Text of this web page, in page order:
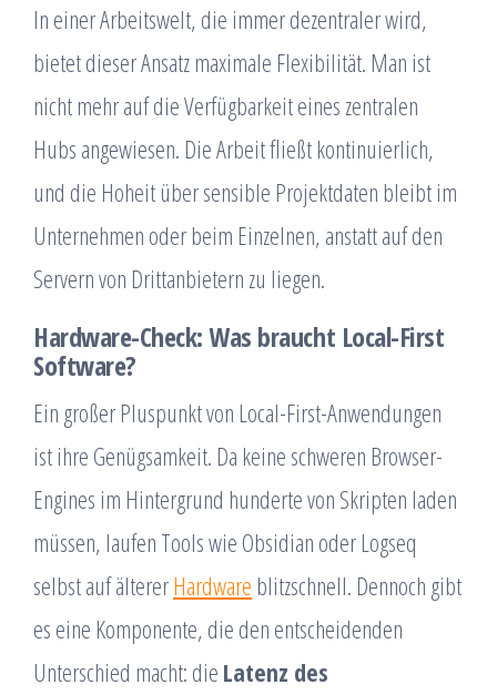
In einer Arbeitswelt, die immer dezentraler wird,
bietet dieser Ansatz maximale Flexibilität. Man ist
nicht mehr auf die Verfügbarkeit eines zentralen
Hubs angewiesen. Die Arbeit fließt kontinuierlich,
und die Hoheit über sensible Projektdaten bleibt im
Unternehmen oder beim Einzelnen, anstatt auf den
Servern von Drittanbietern zu liegen.
Hardware-Check: Was braucht Local-First
Software?
Ein großer Pluspunkt von Local-First-Anwendungen
ist ihre Genügsamkeit. Da keine schweren Browser-
Engines im Hintergrund hunderte von Skripten laden
müssen, laufen Tools wie Obsidian oder Logseq
selbst auf ältererHardware blitzschnell. Dennoch gibt
es eine Komponente, die den entscheidenden
Unterschied macht: die Latenz des